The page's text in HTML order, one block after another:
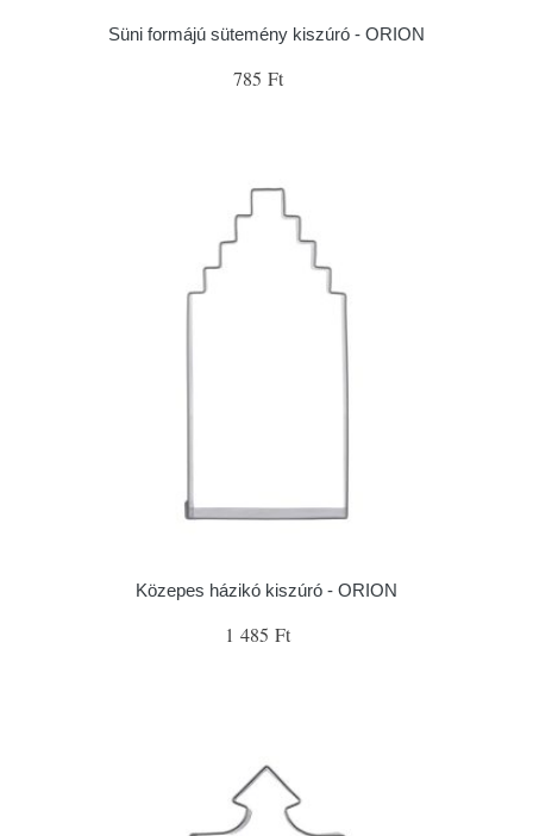
Süni formájú sütemény kiszúró - ORION
785 Ft
Közepes házikó kiszúró - ORION
1 485 Ft